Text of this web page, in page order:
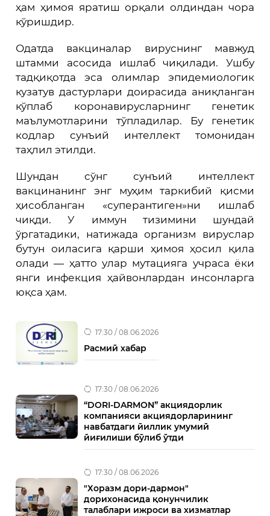
ҳам ҳимоя яратиш орқали олдиндан чора
кўришдир.
Одатда вакциналар вируснинг мавжуд
штамми асосида ишлаб чиқилади. Ушбу
тадқиқотда эса олимлар эпидемиологик
кузатув дастурлари доирасида аниқланган
кўплаб коронавирусларнинг генетик
маълумотларини тўпладилар. Бу генетик
кодлар сунъий интеллект томонидан
таҳлил этилди.
Шундан сўнг сунъий интеллект
вакцинанинг энг муҳим таркибий қисми
ҳисобланган «суперантиген»ни ишлаб
чиқди. У иммун тизимини шундай
ўргатадики, натижада организм вируслар
бутун оиласига қарши ҳимоя ҳосил қила
олади — ҳатто улар мутaцияга учраса ёки
янги инфекция ҳайвонлардан инсонларга
юқса ҳам.
17:30 / 08.06.2026
Расмий хабар
17:30 / 08.06.2026
“DORI-DARMON” акциядорлик
компанияси акциядорларининг
навбатдаги йиллик умумий
йиғилиши бўлиб ўтди
17:30 / 08.06.2026
"Хоразм дори-дармон"
дорихонасида қонунчилик
талаблари ижроси ва хизматлар